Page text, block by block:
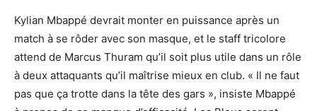
Kylian Mbappé devrait monter en puissance après un
match à se rôder avec son masque, et le staff tricolore
attend de Marcus Thuram qu’il soit plus utile dans un rôle
à deux attaquants qu’il maîtrise mieux en club. « Il ne faut
pas que ça trotte dans la tête des gars », insiste Mbappé